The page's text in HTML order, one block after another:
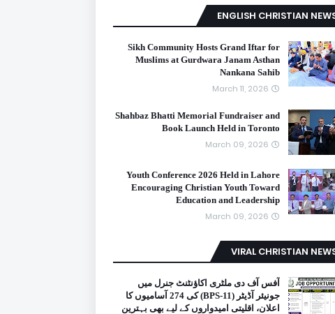
ENGLISH CHRISTIAN
Sikh Community Hosts Grand Iftar for
Muslims at Gurdwara Janam Asthan
Nankana Sahib
March 11, 2026
Shahbaz Bhatti Memorial Fundraiser and
Book Launch Held in Toronto
March 09, 2026
Youth Conference 2026 Held in Lahore
Encouraging Christian Youth Toward
Education and Leadership
March 09, 2026
VIRAL CHRISTIAN
آفس آف دی ملٹری اکاؤنٹنٹ جنرل میں
جونیئر آڈیٹر (BPS-11) کی 274 آسامیوں کا
اعلان، اقلیتی امیدواروں کے لیے بھی بہترین